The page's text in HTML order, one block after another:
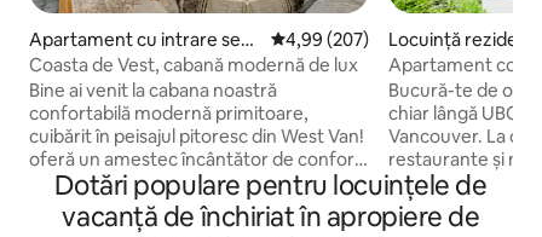
Apartament cu intrare sepa
rată în West Vancouver
Scor mediu de 4,99 din 5, 207
4,99 (207)
Coasta de Vest, cabană modernă de lux
Bine ai venit la cabana noastră
confortabilă modernă primitoare,
cuibărit în peisajul pitoresc din West Van!
oferă un amestec încântător de confort
modern și farmec rustic, oferind un
refugiu liniștit pentru oaspeții care caută
un refugiu relaxant. Acest costum de la
Locuință
uver
Apartament
lângă UBC
Bucură-te de o
chiar lângă UBC
Vancouver. La câțiva pași de magazine,
restaurante și
comun. Parcare
stradă într-un
Doar aproximativ
Dotări populare pentru locuințele de
vacanță de închiriat în apropiere de